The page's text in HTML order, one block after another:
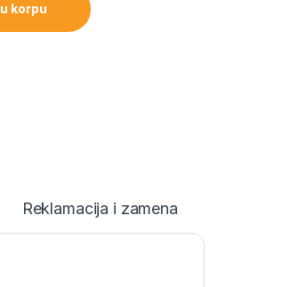
korpu
Reklamacija i zamena